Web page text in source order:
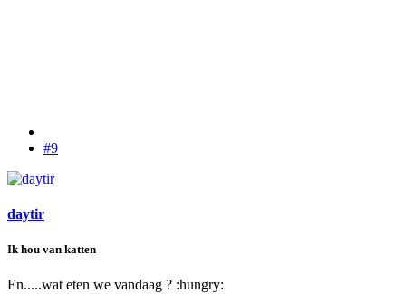
#9
daytir
Ik hou van katten
En.....wat eten we vandaag ? :hungry: